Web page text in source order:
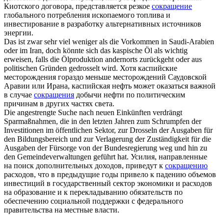
Киотского договора, представляется резкое сокращение
глобального потребления ископаемого топлива и
инвестирование в разработку альтернативных источников
энергии.
Das ist zwar sehr viel weniger als die Vorkommen in Saudi-Arabien
oder im Iran, doch könnte sich das kaspische Öl als wichtig
erweisen, falls die Ölproduktion andernorts zurückgeht oder aus
politischen Gründen gedrosseltwird. Хотя каспийские
месторождения гораздо меньше месторождений Саудовской
Аравии или Ирана, каспийская нефть может оказаться важной
в случае сокращения добычи нефти по политическим
причинам в других частях света.
Die angestrengte Suche nach neuen Einkünften verdrängt
Sparmaßnahmen, die in den letzten Jahren zum Schrumpfen der
Investitionen im öffentlichen Sektor, zurDrosseln der Ausgaben für
den Bildungsbereich und zur Verlagerung der Zuständigkeit für die
Ausgaben der Fürsorge von der Bundesregierung weg und hin zu
den Gemeindeverwaltungen geführt hat. Усилия, направленные
на поиск дополнительных доходов, приведут к сокращению
расходов, что в предыдущие годы привело к падению объемов
инвестиций в государственный сектор экономики и расходов
на образование и к перекладыванию обязательств по
обеспечению социальной поддержки с федерального
правительства на местные власти.